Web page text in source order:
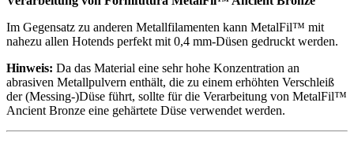
Im Gegensatz zu anderen Metallfilamenten kann MetalFil™ mit
nahezu allen Hotends perfekt mit 0,4 mm-Düsen gedruckt werden.
Hinweis: Da das Material eine sehr hohe Konzentration an
abrasiven Metallpulvern enthält, die zu einem erhöhten Verschleiß
der (Messing-)Düse führt, sollte für die Verarbeitung von MetalFil™
Ancient Bronze eine gehärtete Düse verwendet werden.